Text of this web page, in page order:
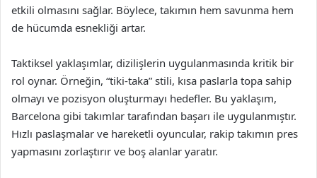
etkili olmasını sağlar. Böylece, takımın hem savunma hem
de hücumda esnekliği artar.
Taktiksel yaklaşımlar, dizilişlerin uygulanmasında kritik bir
rol oynar. Örneğin, “tiki-taka” stili, kısa paslarla topa sahip
olmayı ve pozisyon oluşturmayı hedefler. Bu yaklaşım,
Barcelona gibi takımlar tarafından başarı ile uygulanmıştır.
Hızlı paslaşmalar ve hareketli oyuncular, rakip takımın pres
yapmasını zorlaştırır ve boş alanlar yaratır.